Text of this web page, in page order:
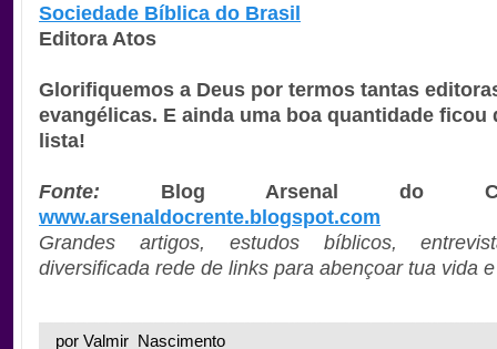
Sociedade Bíblica do Brasil
Editora Atos
Glorifiquemos a Deus por termos tantas
evangélicas. E ainda uma boa quantidade ficou
lista!
Fonte:
Blog Arsenal do
www.arsenaldocrente.blogspot.com
Grandes artigos, estudos bíblicos,
diversificada rede de links para abençoar tua vida
por Valmir_Nascimento